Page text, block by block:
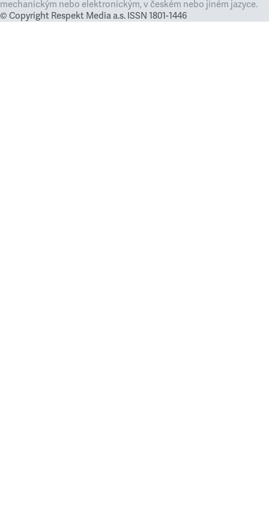
mechanickým nebo elektronickým, v českém nebo jiném jazyce.
© Copyright Respekt Media a.s. ISSN 1801-1446